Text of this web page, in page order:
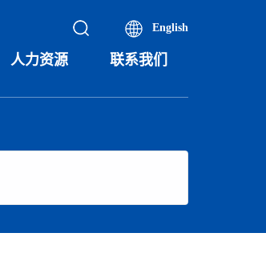
English
人力资源 联系我们